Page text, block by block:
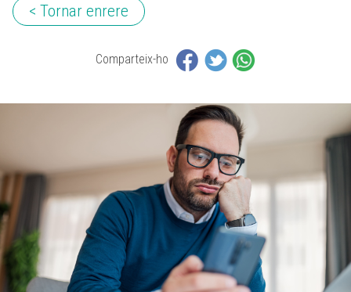
< Tornar enrere
Comparteix-ho